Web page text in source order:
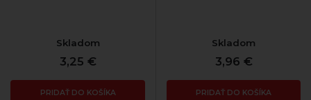
Skladom
3,25 €
PRIDAŤ DO KOŠÍKA
Skladom
3,96 €
PRIDAŤ DO KOŠÍKA